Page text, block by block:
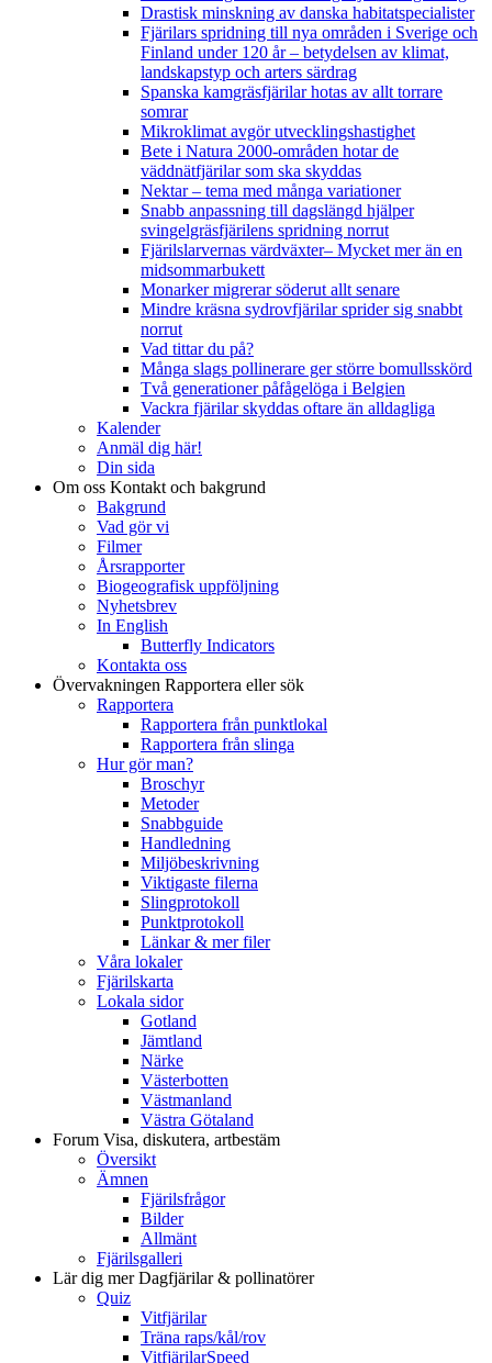
Drastisk minskning av danska habitatspecialister
Fjärilars spridning till nya områden i Sverige och
Finland under 120 år– betydelsen av klimat,
landskapstyp och arters särdrag
Spanska kamgräsfjärilar hotas av allt torrare
somrar
Mikroklimat avgör utvecklingshastighet
Bete i Natura 2000-områden hotar de
väddnätfjärilar som ska skyddas
Nektar – tema med många variationer
Snabb anpassning till dagslängd hjälper
svingelgräsfjärilens spridning norrut
Fjärilslarvernas värdväxter– Mycket mer än en
midsommarbukett
Monarker migrerar söderut allt senare
Mindre kräsna sydrovfjärilar sprider sig snabbt
norrut
Vad tittar du på?
Många slags pollinerare ger större bomullsskörd
Två generationer påfågelöga i Belgien
Vackra fjärilar skyddas oftare än alldagliga
Kalender
Anmäl dig här!
Din sida
Om oss Kontakt och bakgrund
Bakgrund
Vad gör vi
Filmer
Årsrapporter
Biogeografisk uppföljning
Nyhetsbrev
In English
Butterfly Indicators
Kontakta oss
Övervakningen Rapportera eller sök
Rapportera
Rapportera från punktlokal
Rapportera från slinga
Hur gör man?
Broschyr
Metoder
Snabbguide
Handledning
Miljöbeskrivning
Viktigaste filerna
Slingprotokoll
Punktprotokoll
Länkar & mer filer
Våra lokaler
Fjärilskarta
Lokala sidor
Gotland
Jämtland
Närke
Västerbotten
Västmanland
Västra Götaland
Forum Visa, diskutera, artbestäm
Översikt
Ämnen
Fjärilsfrågor
Bilder
Allmänt
Fjärilsgalleri
Lär dig merDagfjärilar & pollinatörer
Quiz
Vitfjärilar
Träna raps/kål/rov
VitfjärilarSpeed